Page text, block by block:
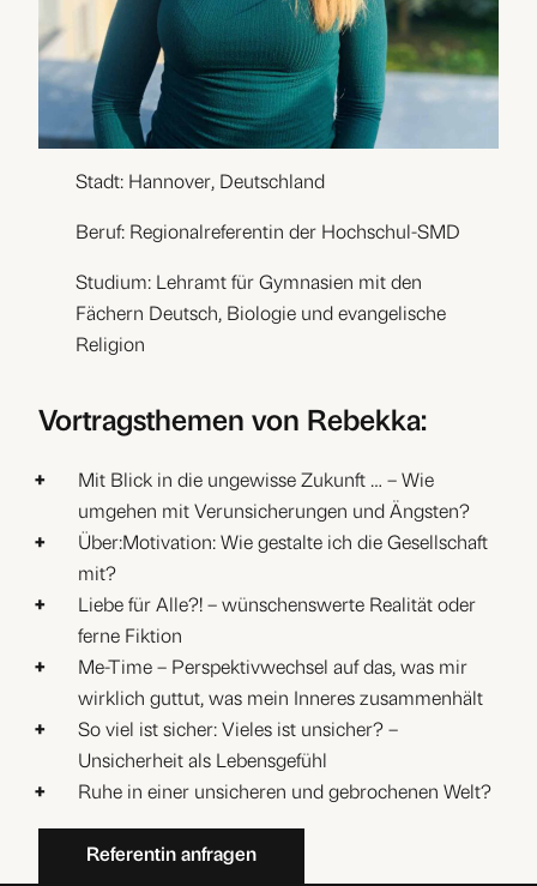
Stadt: Hannover, Deutschland
Beruf: Regionalreferentin der Hochschul-SMD
Studium: Lehramt für Gymnasien mit den
Fächern Deutsch, Biologie und evangelische
Religion
Vortragsthemen von Rebekka:
Mit Blick in die ungewisse Zukunft … – Wie
umgehen mit Verunsicherungen und Ängsten?
Über:Motivation: Wie gestalte ich die Gesellschaft
mit?
Liebe für Alle?! – wünschenswerte Realität oder
ferne Fiktion
Me-Time – Perspektivwechsel auf das, was mir
wirklich guttut, was mein Inneres zusammenhält
So viel ist sicher: Vieles ist unsicher? –
Unsicherheit als Lebensgefühl
Ruhe in einer unsicheren und gebrochenen Welt?
Referentin anfragen